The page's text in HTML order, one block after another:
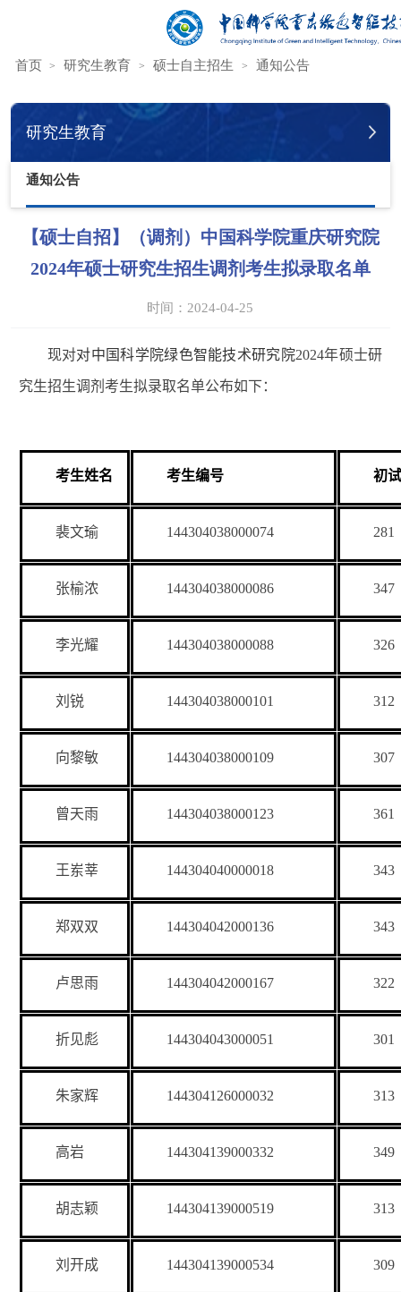
首页 研究生教育 硕士自主招生 通知公告
研究生教育
通知公告
【硕士自招】（调剂）中国科学院重庆研究院
2024年硕士研究生招生调剂考生拟录取名单
时间：2024-04-25
现对对中国科学院绿色智能技术研究院2024年硕士研
究生招生调剂考生拟录取名单公布如下：
考生姓名 考生编号 初
裴文瑜 144304038000074 281
张榆浓 144304038000086 347
李光耀 144304038000088 326
刘锐 144304038000101 312
向黎敏 144304038000109 307
曾天雨 144304038000123 361
王岽莘 144304040000018 343
郑双双 144304042000136 343
卢思雨 144304042000167 322
折见彪 144304043000051 301
朱家辉 144304126000032 313
高岩 144304139000332 349
胡志颖 144304139000519 313
刘开成 144304139000534 309